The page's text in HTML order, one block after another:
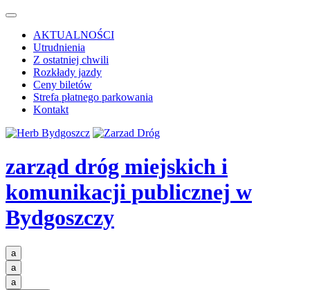
AKTUALNOŚCI
Utrudnienia
Z ostatniej chwili
Rozkłady jazdy
Ceny biletów
Strefa płatnego parkowania
Kontakt
zarząd dróg miejskich i
komunikacji publicznej w
Bydgoszczy
a
a
a